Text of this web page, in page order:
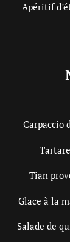
Apéritif
Carpaccio
Tian
Glace à la
Salade de